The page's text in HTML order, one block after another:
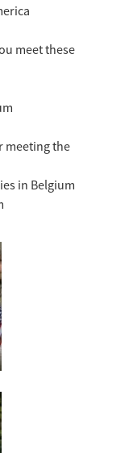
meet these
meeting the
in Belgium